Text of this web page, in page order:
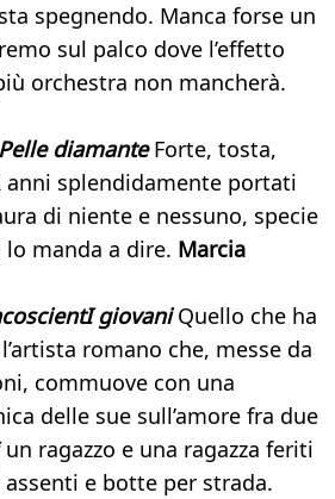
spegnendo. Manca forse un
sul palco dove l’effetto
orchestra non mancherà.
Pelle diamanteForte, tosta,
anni splendidamente portati
di niente e nessuno, specie
manda a dire. Marcia
giovaniQuello che ha
romano che, messe da
commuove con una
delle sue sull’amore fra due
un ragazzo e una ragazza feriti
e botte per strada.